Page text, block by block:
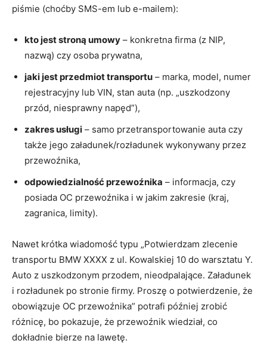
piśmie (choćby SMS-em lub e-mailem):
kto jest stroną umowy – konkretna firma (z NIP,
nazwą) czy osoba prywatna,
jaki jest przedmiot transportu – marka, model, numer
rejestracyjny lub VIN, stan auta (np. „uszkodzony
przód, niesprawny napęd”),
zakres usługi – samo przetransportowanie auta czy
także jego załadunek/rozładunek wykonywany przez
przewoźnika,
odpowiedzialność przewoźnika – informacja, czy
posiada OC przewoźnika i w jakim zakresie (kraj,
zagranica, limity).
Nawet krótka wiadomość typu „Potwierdzam zlecenie
transportu BMW XXXX z ul. Kowalskiej 10 do warsztatu Y.
Auto z uszkodzonym przodem, nieodpalające. Załadunek
i rozładunek po stronie firmy. Proszę o potwierdzenie, że
obowiązuje OC przewoźnika” potrafi później zrobić
różnicę, bo pokazuje, że przewoźnik wiedział, co
dokładnie bierze na lawetę.